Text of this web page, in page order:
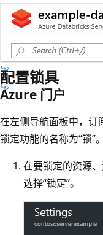
配置锁具
Azure 门户
在左侧导航面板中，订
锁定功能的名称为“锁”。
在要锁定的资源、
选择“锁定”。